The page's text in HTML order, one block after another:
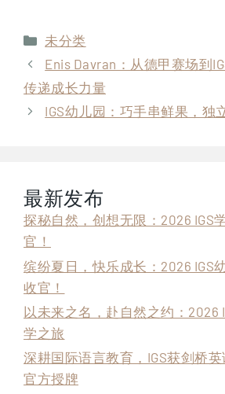
分
类
未分类
Enis Davran：从德甲赛场到
传递成长力量
IGS幼儿园：巧手串鲜果，独
最新发布
探秘自然，创想无限：2026 IGS
官！
缤纷夏日，快乐成长：2026 IGS
收官！
以未来之名，赴自然之约：2026
学之旅
深耕国际语言教育，IGS获剑桥
官方授牌